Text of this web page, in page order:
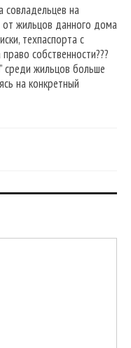
совладельцев на
от жильцов данного дома
техпаспорта с
собственности???
среди жильцов больше
на конкретный